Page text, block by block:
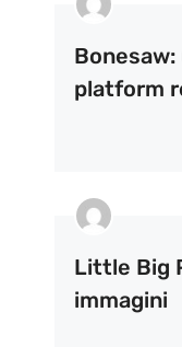
platform
Little Big
immagini